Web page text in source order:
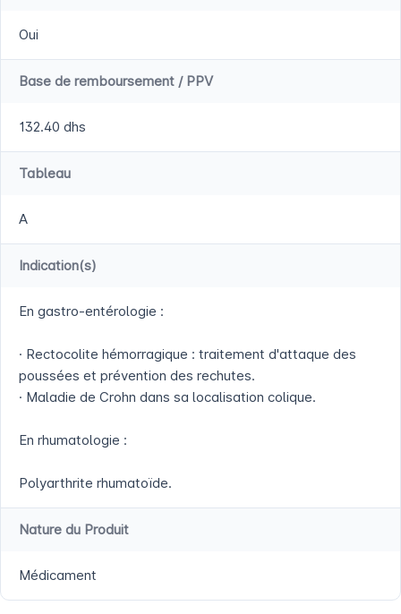
Oui
Base de remboursement / PPV
132.40 dhs
Tableau
A
Indication(s)
En gastro-entérologie :
· Rectocolite hémorragique : traitement d'attaque des
poussées et prévention des rechutes.
· Maladie de Crohn dans sa localisation colique.
En rhumatologie :
Polyarthrite rhumatoïde.
Nature du Produit
Médicament